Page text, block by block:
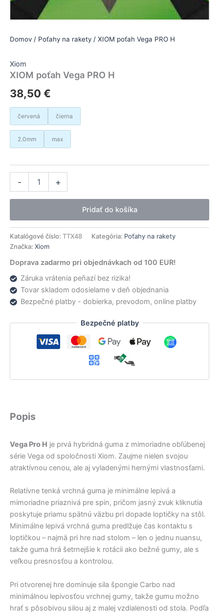
Domov / Poťahy na rakety / XIOM poťah Vega PRO H
Xiom
XIOM poťah Vega PRO H
38,50 €
červená čierna
2.0mm max
- +
Pridať do košíka
Katalógové číslo: TTX48 Kategória: Poťahy na rakety
Značka: Xiom
Doprava zadarmo pri objednávkach od 100 EUR!
Záruka vrátenia peňazí bez rizika!
Tovar skladom odosielame v deň objednania
Bezpečné platby - dobierka, prevodom, online platby
Bezpečné platby
Popis
Vega Pro H je prvá hybridná guma z mimoriadne obľúbenej
série Vega od spoločnosti Xiom. Zaujme nielen svojou
atraktívnou cenou, ale aj vyladenými hernými vlastnosťami.
Relatívne tenká vrchná guma je minimálne lepivá a
mimoriadne priaznivá pre spin, pričom jasný zvuk kliknutia
poskytuje priamu spätnú väzbu pri dopade loptičky na stôl.
Minimálne lepivá vrchná guma predlžuje čas kontaktu s
loptičkou – najmä pri hre nad stolom – len o jednu nuansu,
takže guma hrá šetrnejšie k rotácii ako bežné gumy, ale s
veľkou presnosťou a kontrolou.
Pri otvorenej hre dominuje sila špongie Carbo nad
minimálnou lepivosťou vrchnej gumy, takže gumu možno
hrať s pôsobivou silou aj z malej vzdialenosti od stola. Podľa